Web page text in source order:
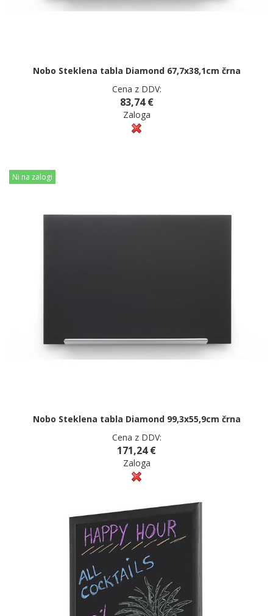
Nobo Steklena tabla Diamond 67,7x38,1cm črna
Cena z DDV:
83,74 €
Zaloga
Ni na zalogi
Nobo Steklena tabla Diamond 99,3x55,9cm črna
Cena z DDV:
171,24 €
Zaloga